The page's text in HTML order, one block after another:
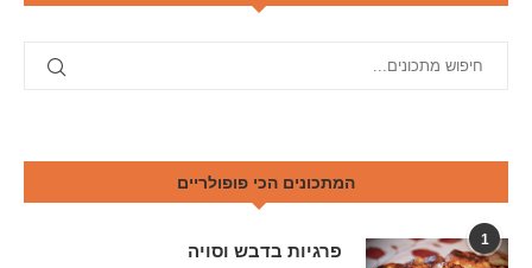
המתכונים הכי פופולריים
1
פרגיות בדבש וסויה